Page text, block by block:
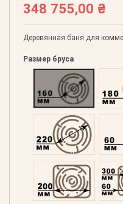
348 755,00 ₴
Деревянная баня для
Размер бруса